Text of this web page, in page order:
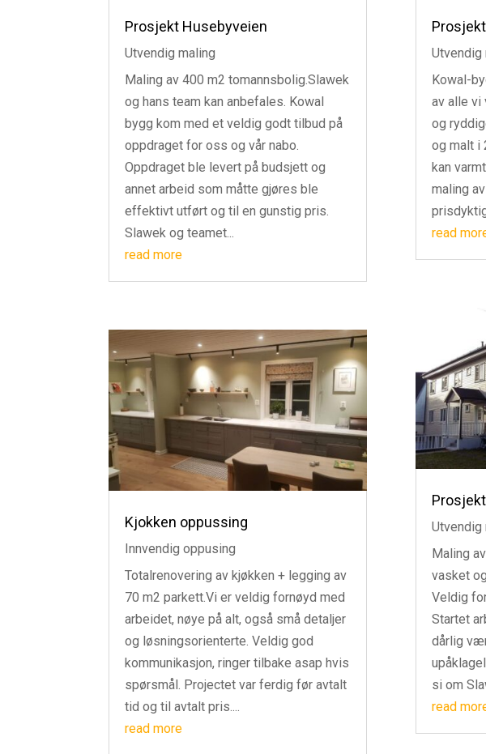
Prosjekt Husebyveien
Utvendig maling
Maling av 400 m2 tomannsbolig.Slawek
og hans team kan anbefales. Kowal
bygg kom med et veldig godt tilbud på
oppdraget for oss og vår nabo.
Oppdraget ble levert på budsjett og
annet arbeid som måtte gjøres ble
effektivt utført og til en gunstig pris.
Slawek og teamet...
read more
Kjokken oppussing
Innvendig oppusing
Totalrenovering av kjøkken + legging av
70 m2 parkett.Vi er veldig fornøyd med
arbeidet, nøye på alt, også små detaljer
og løsningsorienterte. Veldig god
kommunikasjon, ringer tilbake asap hvis
spørsmål. Projectet var ferdig før avtalt
tid og til avtalt pris....
read more
Utvendig
Kowal-
av alle vi
og
og malt i
kan
maling
read
Utvendig
Maling
vasket
Veldig
Startet
dårlig
si om
read